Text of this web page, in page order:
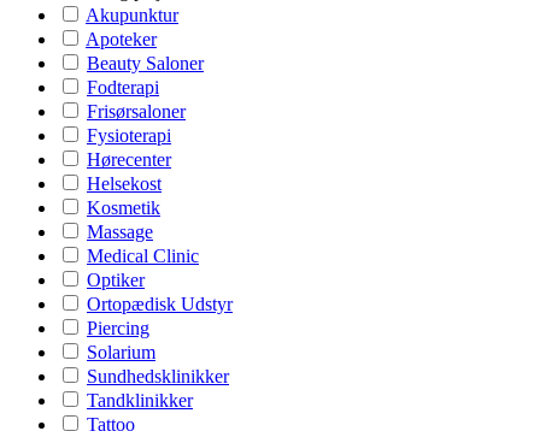
Akupunktur
Apoteker
Beauty Saloner
Fodterapi
Frisørsaloner
Fysioterapi
Hørecenter
Helsekost
Kosmetik
Massage
Medical Clinic
Optiker
Ortopædisk Udstyr
Piercing
Solarium
Sundhedsklinikker
Tandklinikker
Tattoo